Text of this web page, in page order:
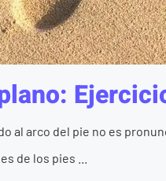
al arco del pie no es
de los pies ...